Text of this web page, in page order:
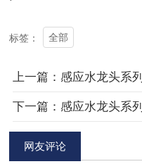
标签： 全部
上一篇：感应水龙头系列
下一篇：感应水龙头系列
网友评论